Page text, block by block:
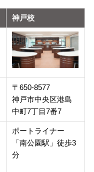
神戸校
〒650-8577
神戸市中央区港島
中町7丁目7番7
ポートライナー
「南公園駅」徒歩3
分